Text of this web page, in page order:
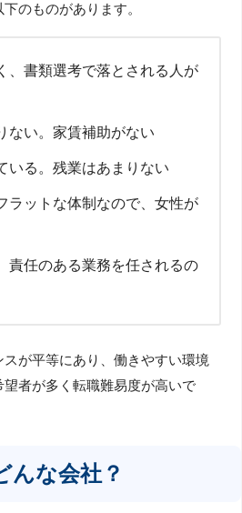
のものがあります。
、書類選考で落とされる人が
ない。家賃補助がない
いる。残業はあまりない
ラットな体制なので、女性が
責任のある業務を任されるの
が平等にあり、働きやすい環境
者が多く転職難易度が高いで
んな会社？